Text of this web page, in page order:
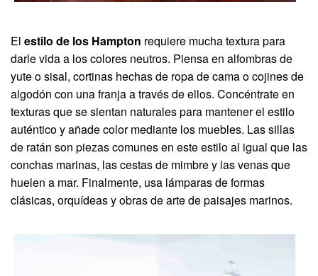
El estilo de los Hampton requiere mucha textura para
darle vida a los colores neutros. Piensa en alfombras de
yute o sisal, cortinas hechas de ropa de cama o cojines de
algodón con una franja a través de ellos. Concéntrate en
texturas que se sientan naturales para mantener el estilo
auténtico y añade color mediante los muebles. Las sillas
de ratán son piezas comunes en este estilo al igual que las
conchas marinas, las cestas de mimbre y las venas que
huelen a mar. Finalmente, usa lámparas de formas
clásicas, orquídeas y obras de arte de paisajes marinos.